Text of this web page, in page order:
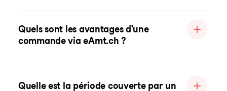
Quels sont les avantages d'une
commande via eAmt.ch ?
Quelle est la période couverte par un